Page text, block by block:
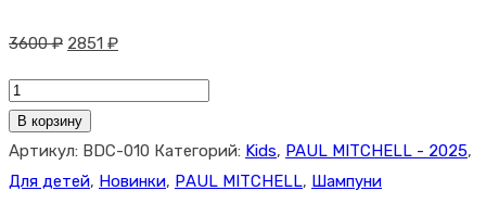
3600₽ Первоначальная
составляла
3600 ₽.
2851 ₽Текущая
2851 ₽.
Количество
товара
Baby
Don't
В корзину
Артикул: BDC-010 Категорий: Kids, PAUL MITCHELL - 2025,
Для детей, Новинки, РАUL МITCHELL, Шампуни